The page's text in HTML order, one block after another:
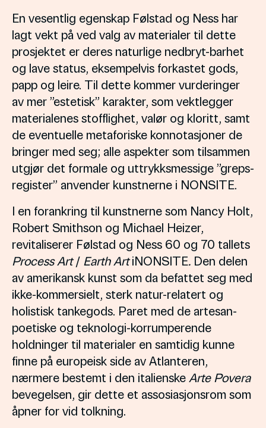
En vesentlig egenskap Følstad og Ness har
lagt vekt på ved valg av materialer til dette
prosjektet er deres naturlige nedbryt-barhet
og lave status, eksempelvis forkastet gods,
papp og leire. Til dette kommer vurderinger
av mer ”estetisk” karakter, som vektlegger
materialenes stofflighet, valør og kloritt, samt
de eventuelle metaforiske konnotasjoner de
bringer med seg; alle aspekter som tilsammen
utgjør det formale og uttrykksmessige ”greps-
register” anvender kunstnerne i NONSITE.
I en forankring til kunstnerne som Nancy Holt,
Robert Smithson og Michael Heizer,
revitaliserer Følstad og Ness 60 og 70 tallets
Process Art/ Earth ArtiNONSITE. Den delen
av amerikansk kunst som da befattet seg med
ikke-kommersielt, sterk natur-relatert og
holistisk tankegods. Paret med de artesan-
poetiske og teknologi-korrumperende
holdninger til materialer en samtidig kunne
finne på europeisk side av Atlanteren,
nærmere bestemt i den italienske Arte Povera
bevegelsen, gir dette et assosiasjonsrom som
åpner for vid tolkning.